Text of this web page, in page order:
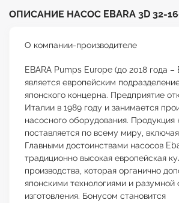
ОПИСАНИЕ НАСОС EBARA 3D 32-
О компании-производителе
EBARA Pumps Europe (до 2018 года –
является европейским
японского концерна. Предприятие
Италии в 1989 году и занимается
насосного оборудования. Продукция
поставляется по всему миру,
Главными достоинствами насосов
традиционно высокая европейская
производства, которая органично
японскими технологиями и разумной
изготовления. Бонусом становится